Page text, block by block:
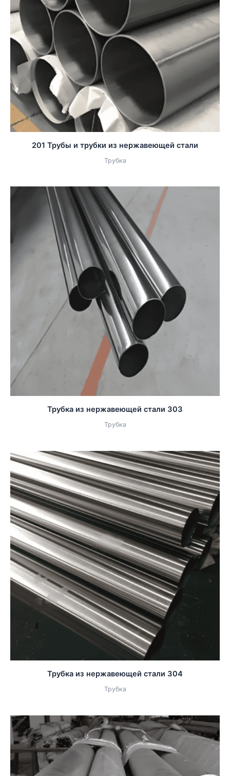
201 Трубы и трубки из нержавеющей стали
Трубка
Трубка из нержавеющей стали 303
Трубка
Трубка из нержавеющей стали 304
Трубка